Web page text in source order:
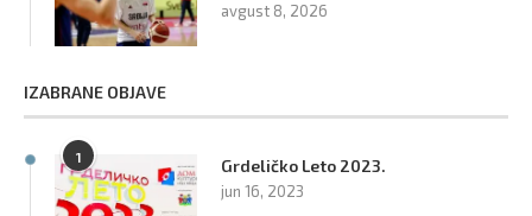
avgust 8, 2026
IZABRANE OBJAVE
1 Grdeličko Leto 2023.
jun 16, 2023